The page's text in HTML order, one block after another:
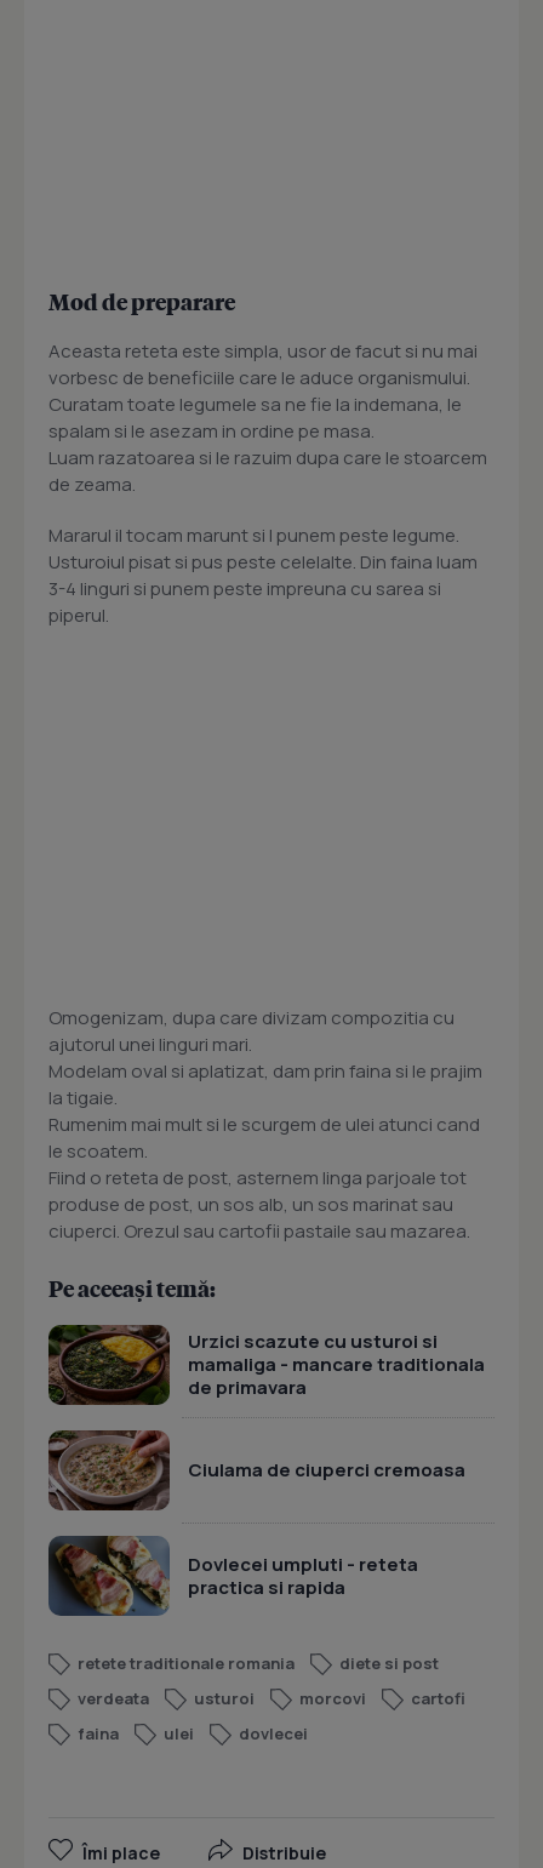
Mod de preparare
Aceasta reteta este simpla, usor de facut si nu mai
vorbesc de beneficiile care le aduce organismului.
Curatam toate legumele sa ne fie la indemana, le
spalam si le asezam in ordine pe masa.
Luam razatoarea si le razuim dupa care le stoarcem
de zeama.
Mararul il tocam marunt si l punem peste legume.
Usturoiul pisat si pus peste celelalte. Din faina luam
3-4 linguri si punem peste impreuna cu sarea si
piperul.
Omogenizam, dupa care divizam compozitia cu
ajutorul unei linguri mari.
Modelam oval si aplatizat, dam prin faina si le prajim
la tigaie.
Rumenim mai mult si le scurgem de ulei atunci cand
le scoatem.
Fiind o reteta de post, asternem linga parjoale tot
produse de post, un sos alb, un sos marinat sau
ciuperci. Orezul sau cartofii pastaile sau mazarea.
Pe aceeași temă:
Urzici scazute cu usturoi si
mamaliga - mancare traditionala
de primavara
Ciulama de ciuperci cremoasa
Dovlecei umpluti - reteta
practica si rapida
retete traditionale romania
diete si post
verdeata
usturoi morcovi
cartofi
faina
ulei dovlecei
Îmi place Distribuie